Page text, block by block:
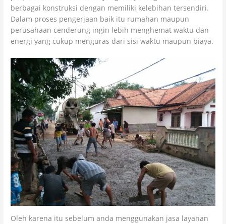
berbagai konstruksi dengan memiliki kelebihan tersendiri.
Dalam proses pengerjaan baik itu rumahan maupun
perusahaan cenderung ingin lebih menghemat waktu dan
energi yang cukup menguras dari sisi waktu maupun biaya.
Oleh karena itu sebelum anda menggunakan jasa layanan